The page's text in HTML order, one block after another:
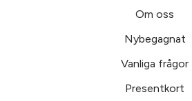
Om oss
Nybegagnat
Vanliga frågor
Presentkort